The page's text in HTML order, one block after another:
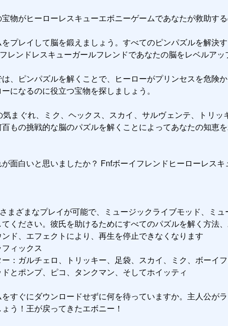
物がヒーローレスキューエボニーゲームであなたが救助す
プレイして脳を鍛えましょう。すべてのピンパズルを解
レンドレスキューガールフレンドであなたの脳をレベルアッ
、ピンパズルを解くことで、ヒーローがプリンセスを危
になるのに役立つ宝物を探しましょう。
まぐれ、ミク、ヘックス、スカイ、サルヴェンテ、トリ
もの挑戦的な脳のパズルを解くことによってあなたの知
面白いと思いましたか？ Fnfボーイフレンドヒーローレス
まざまなプレイが可能で、ミュージックライブモッド、ミ
ください。彼氏を助けるためにすべてのパズルを解く方法
ド、エフェクトにより、再生を停止できなくなります
ィックス
：ガルチェロ、トリッキー、足袋、スカイ、ミク、ボーイ
とポンプ、ピコ、タンクマン、そしてホイッティ
すぐにダウンロードせずに何を待っていますか。主人公
う！王が戻ってきたエボニー！